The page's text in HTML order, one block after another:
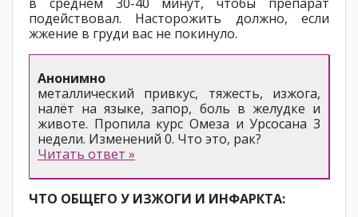
подействовал. Насторожить должно, если
жжение в груди вас не покинуло.
Анонимно
металлический привкус, тяжесть, изжога,
налёт на языке, запор, боль в желудке и
животе. Пропила курс Омеза и Урсосана 3
недели. Изменений 0. Что это, рак?
Читать ответ »
ЧТО ОБЩЕГО У ИЗЖОГИ И ИНФАРКТА: